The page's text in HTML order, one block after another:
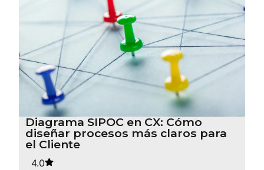
Diagrama SIPOC en CX: Cómo
diseñar procesos más claros para
el Cliente
4.0